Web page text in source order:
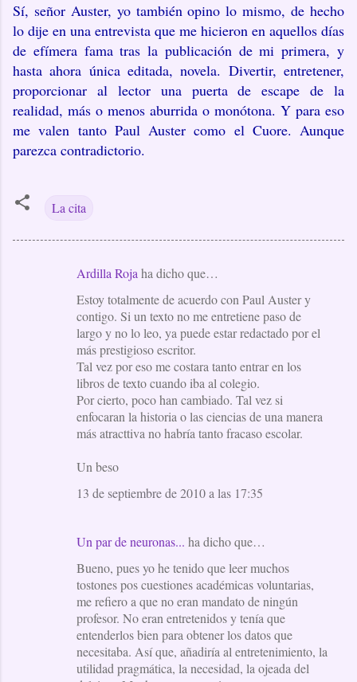
Sí, señor Auster, yo también opino lo mismo, de hecho
lo dije en una entrevista que me hicieron en aquellos días
de efímera fama tras la publicación de mi primera, y
hasta ahora única editada, novela. Divertir, entretener,
proporcionar al lector una puerta de escape de la
realidad, más o menos aburrida o monótona. Y para eso
me valen tanto Paul Auster como el Cuore. Aunque
parezca contradictorio.
La cita
Ardilla Roja ha dicho que…
Estoy totalmente de acuerdo con Paul Auster y
contigo. Si un texto no me entretiene paso de
largo y no lo leo, ya puede estar redactado por el
más prestigioso escritor.
Tal vez por eso me costara tanto entrar en los
libros de texto cuando iba al colegio.
Por cierto, poco han cambiado. Tal vez si
enfocaran la historia o las ciencias de una manera
más atracttiva no habría tanto fracaso escolar.
Un beso
13 de septiembre de 2010 a las 17:35
Un par de neuronas... ha dicho que…
Bueno, pues yo he tenido que leer muchos
tostones pos cuestiones académicas voluntarias,
me refiero a que no eran mandato de ningún
profesor. No eran entretenidos y tenía que
entenderlos bien para obtener los datos que
necesitaba. Así que, añadiría al entretenimiento, la
utilidad pragmática, la necesidad, la ojeada del